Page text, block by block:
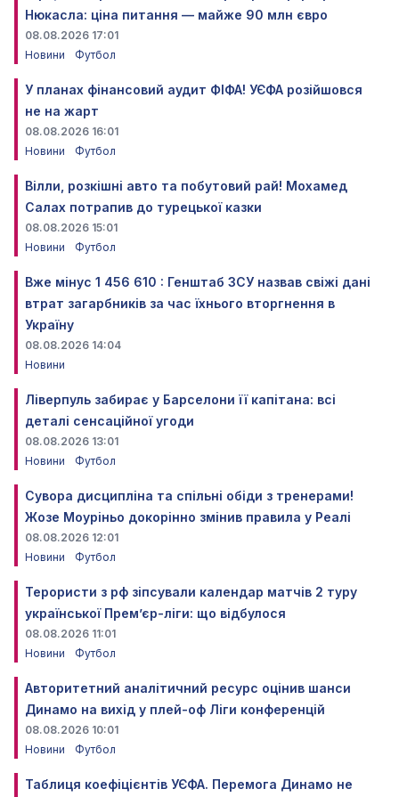
Нюкасла: ціна питання — майже 90 млн євро
08.08.2026 17:01
Новини
Футбол
У планах фінансовий аудит ФІФА! УЄФА розійшовся
не на жарт
08.08.2026 16:01
Новини
Футбол
Вілли, розкішні авто та побутовий рай! Мохамед
Салах потрапив до турецької казки
08.08.2026 15:01
Новини
Футбол
Вже мінус 1 456 610 : Генштаб ЗСУ назвав свіжі дані
втрат загарбників за час їхнього вторгнення в
Україну
08.08.2026 14:04
Новини
Ліверпуль забирає у Барселони її капітана: всі
деталі сенсаційної угоди
08.08.2026 13:01
Новини
Футбол
Сувора дисципліна та спільні обіди з тренерами!
Жозе Моуріньо докорінно змінив правила у Реалі
08.08.2026 12:01
Новини
Футбол
Терористи з рф зіпсували календар матчів 2 туру
української Прем’єр-ліги: що відбулося
08.08.2026 11:01
Новини
Футбол
Авторитетний аналітичний ресурс оцінив шанси
Динамо на вихід у плей-оф Ліги конференцій
08.08.2026 10:01
Новини
Футбол
Таблиця коефіцієнтів УЄФА. Перемога Динамо не